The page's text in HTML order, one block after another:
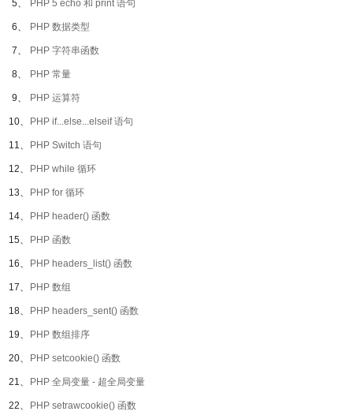
5、 PHP 5 echo 和 print 语句
6、 PHP 数据类型
7、 PHP 字符串函数
8、 PHP 常量
9、 PHP 运算符
10、 PHP if...else...elseif 语句
11、 PHP Switch 语句
12、 PHP while 循环
13、 PHP for 循环
14、 PHP header() 函数
15、 PHP 函数
16、 PHP headers_list() 函数
17、 PHP 数组
18、 PHP headers_sent() 函数
19、 PHP 数组排序
20、 PHP setcookie() 函数
21、 PHP 全局变量 - 超全局变量
22、 PHP setrawcookie() 函数